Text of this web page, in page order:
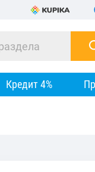
Кредит 4%